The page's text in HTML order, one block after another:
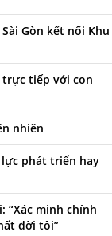
Gòn kết nối Khu
trực tiếp với con
nhiên
lực phát triển hay
“Xác minh chính
đời tôi”